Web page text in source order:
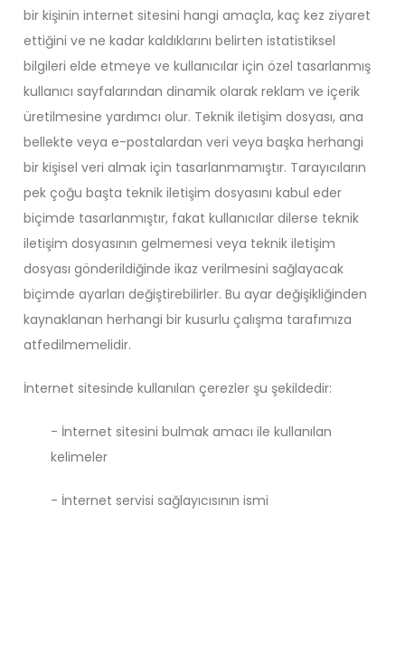
bir kişinin internet sitesini hangi amaçla, kaç kez ziyaret
ettiğini ve ne kadar kaldıklarını belirten istatistiksel
bilgileri elde etmeye ve kullanıcılar için özel tasarlanmış
kullanıcı sayfalarından dinamik olarak reklam ve içerik
üretilmesine yardımcı olur. Teknik iletişim dosyası, ana
bellekte veya e-postalardan veri veya başka herhangi
bir kişisel veri almak için tasarlanmamıştır. Tarayıcıların
pek çoğu başta teknik iletişim dosyasını kabul eder
biçimde tasarlanmıştır, fakat kullanıcılar dilerse teknik
iletişim dosyasının gelmemesi veya teknik iletişim
dosyası gönderildiğinde ikaz verilmesini sağlayacak
biçimde ayarları değiştirebilirler. Bu ayar değişikliğinden
kaynaklanan herhangi bir kusurlu çalışma tarafımıza
atfedilmemelidir.
İnternet sitesinde kullanılan çerezler şu şekildedir:
- İnternet sitesini bulmak amacı ile kullanılan
kelimeler
- İnternet servisi sağlayıcısının ismi